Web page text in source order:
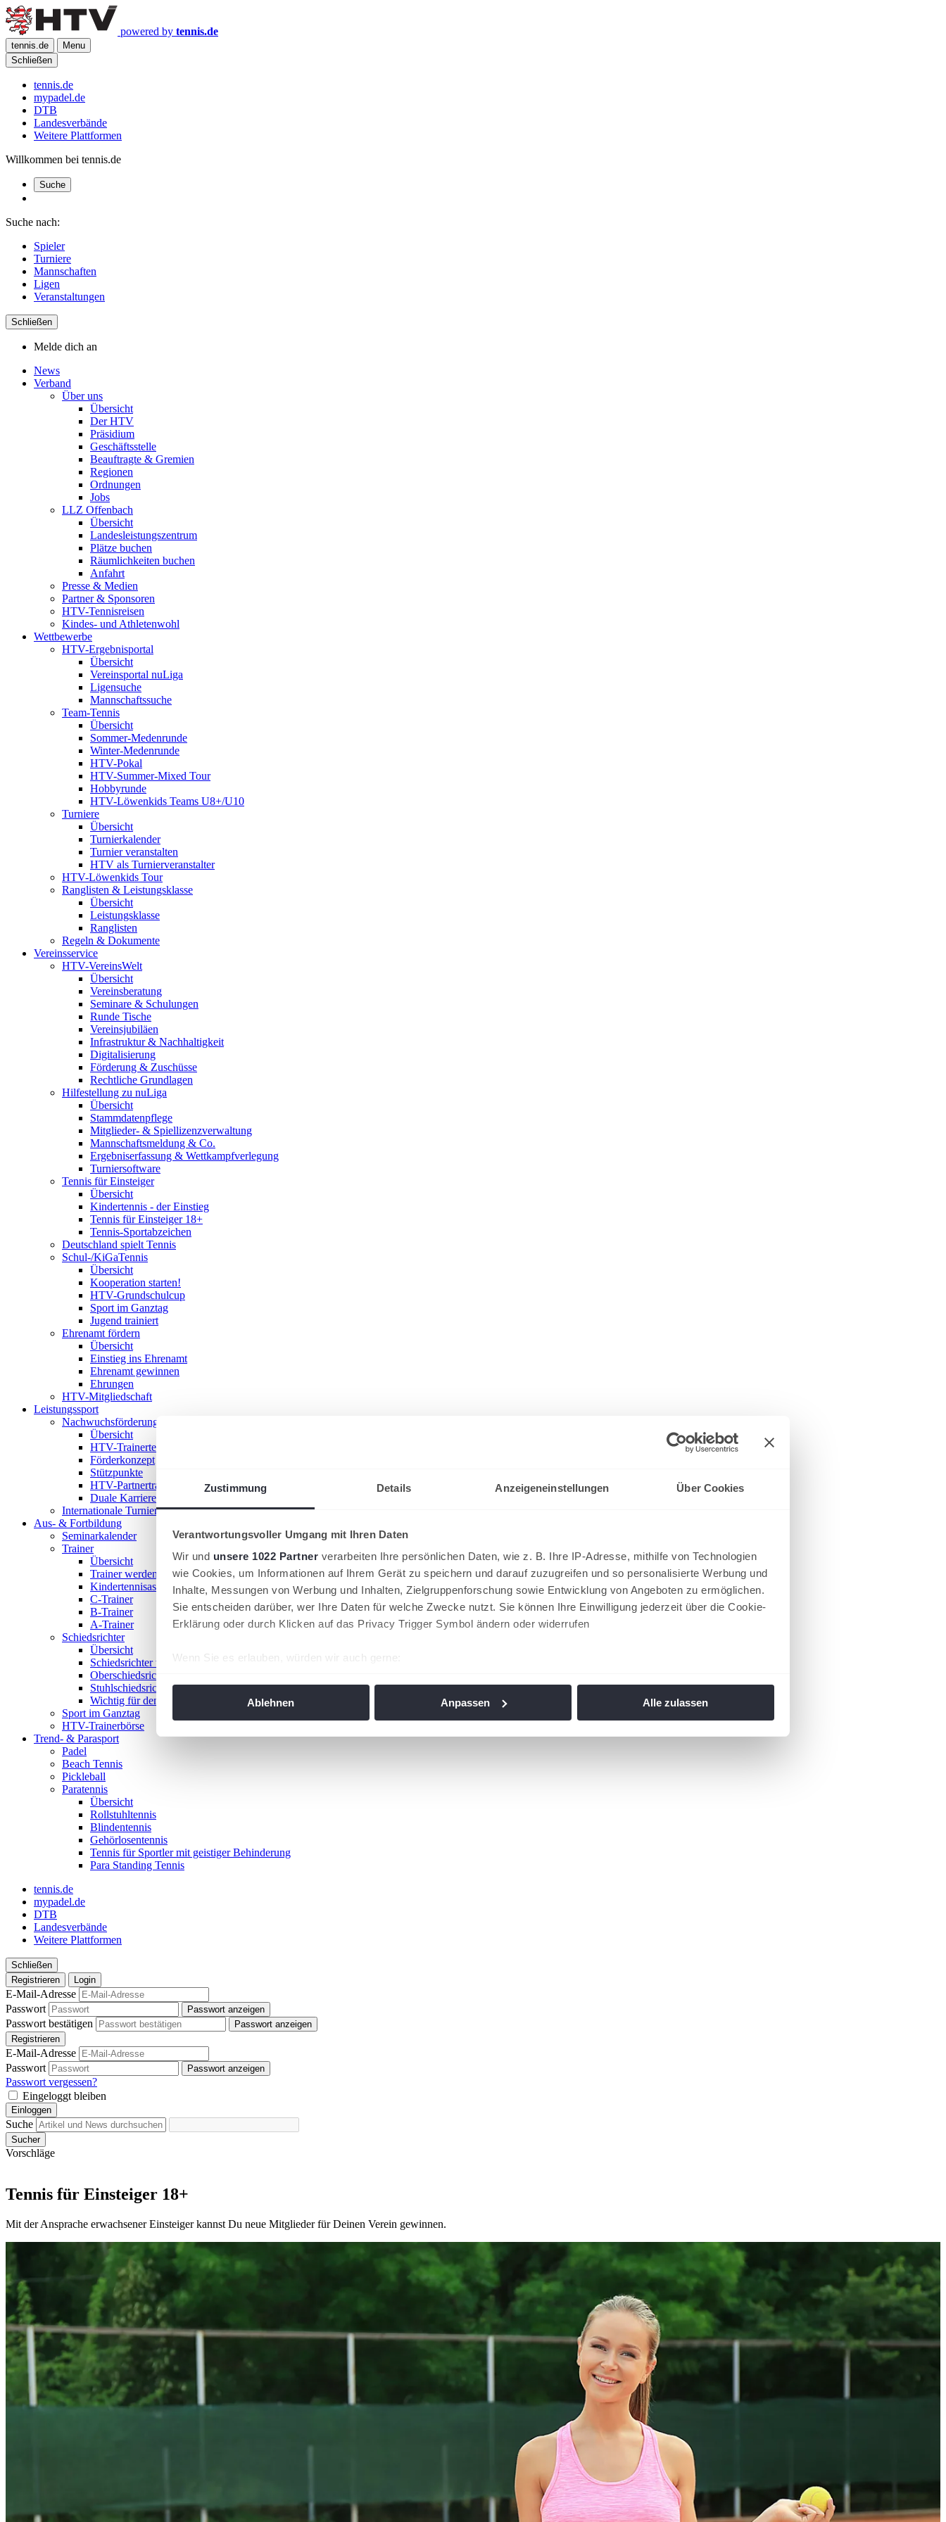
Zustimmung Details Anzeigeneinstellungen Über Cookies
Verantwortungsvoller Umgang mit Ihren Daten
Wir und unsere 1022 Partner verarbeiten Ihre persönlichen Daten, wie z. B. Ihre IP-Adresse, mithilfe von Technologien
wie Cookies, um Informationen auf Ihrem Gerät zu speichern und darauf zuzugreifen und so personalisierte Werbung und
Inhalte, Messungen von Werbung und Inhalten, Zielgruppenforschung sowie Entwicklung von Angeboten zu ermöglichen.
Sie entscheiden darüber, wer Ihre Daten für welche Zwecke nutzt. Sie können Ihre Einwilligung jederzeit über die Cookie-
Erklärung oder durch Klicken auf das Privacy Trigger Symbol ändern oder widerrufen
Wenn Sie es erlauben, würden wir auch gerne:
angepasst werden.
Ablehnen Anpassen Alle zulassen
powered by tennis.de
tennis.de
Menu
Schließen
tennis.de
mypadel.de
DTB
Landesverbände
Weitere Plattformen
Willkommen bei tennis.de
Suche
Suche nach:
Spieler
Turniere
Mannschaften
Ligen
Veranstaltungen
Schließen
Melde dich an
News
Verband
Über uns
Übersicht
Der HTV
Präsidium
Geschäftsstelle
Beauftragte & Gremien
Regionen
Ordnungen
Jobs
LLZ Offenbach
Übersicht
Landesleistungszentrum
Plätze buchen
Räumlichkeiten buchen
Anfahrt
Presse & Medien
Partner & Sponsoren
HTV-Tennisreisen
Kindes- und Athletenwohl
Wettbewerbe
HTV-Ergebnisportal
Übersicht
Vereinsportal nuLiga
Ligensuche
Mannschaftssuche
Team-Tennis
Übersicht
Sommer-Medenrunde
Winter-Medenrunde
HTV-Pokal
HTV-Summer-Mixed Tour
Hobbyrunde
HTV-Löwenkids Teams U8+/U10
Turniere
Übersicht
Turnierkalender
Turnier veranstalten
HTV als Turnierveranstalter
HTV-Löwenkids Tour
Ranglisten & Leistungsklasse
Übersicht
Leistungsklasse
Ranglisten
Regeln & Dokumente
Vereinsservice
HTV-VereinsWelt
Übersicht
Vereinsberatung
Seminare & Schulungen
Runde Tische
Vereinsjubiläen
Infrastruktur & Nachhaltigkeit
Digitalisierung
Förderung & Zuschüsse
Rechtliche Grundlagen
Hilfestellung zu nuLiga
Übersicht
Stammdatenpflege
Mitglieder- & Spiellizenzverwaltung
Mannschaftsmeldung & Co.
Ergebniserfassung & Wettkampfverlegung
Turniersoftware
Tennis für Einsteiger
Übersicht
Kindertennis - der Einstieg
Tennis für Einsteiger 18+
Tennis-Sportabzeichen
Deutschland spielt Tennis
Schul-/KiGaTennis
Übersicht
Kooperation starten!
HTV-Grundschulcup
Sport im Ganztag
Jugend trainiert
Ehrenamt fördern
Übersicht
Einstieg ins Ehrenamt
Ehrenamt gewinnen
Ehrungen
HTV-Mitgliedschaft
Leistungssport
Nachwuchsförderung im HTV
Übersicht
HTV-Trainerteam
Förderkonzept
Stützpunkte
HTV-Partnertrainer
Duale Karriere
Internationale Turniere
Aus- & Fortbildung
Seminarkalender
Trainer
Übersicht
Trainer werden!
Kindertennisassistent
C-Trainer
B-Trainer
A-Trainer
Schiedsrichter
Übersicht
Schiedsrichter werden!
Oberschiedsrichter
Stuhlschiedsrichter
Wichtig für den Spieltag
Sport im Ganztag
HTV-Trainerbörse
Trend- & Parasport
Padel
Beach Tennis
Pickleball
Paratennis
Übersicht
Rollstuhltennis
Blindentennis
Gehörlosentennis
Tennis für Sportler mit geistiger Behinderung
Para Standing Tennis
tennis.de
mypadel.de
DTB
Landesverbände
Weitere Plattformen
Schließen
Registrieren
Login
E-Mail-Adresse
Passwort
Passwort anzeigen
Passwort bestätigen
Passwort anzeigen
Registrieren
E-Mail-Adresse
Passwort
Passwort anzeigen
Passwort vergessen?
Eingeloggt bleiben
Einloggen
Suche
Sucher
Vorschläge
Tennis für Einsteiger 18+
Mit der Ansprache erwachsener Einsteiger kannst Du neue Mitglieder für Deinen Verein gewinnen.